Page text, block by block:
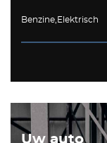
Uw auto